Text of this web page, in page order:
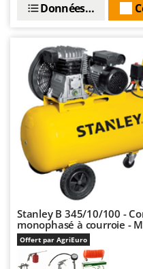
Données techniques
Stanley B 345/10/100 -
monophasé à courroie -
Offert par AgriEuro